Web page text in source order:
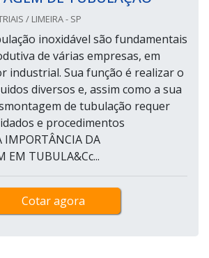
/ LIMEIRA - SP
inoxidável são fundamentais
de várias empresas, em
industrial. Sua função é realizar o
diversos e, assim como a sua
de tubulação requer
e procedimentos
DA
EM TUBULA&Cc...
Cotar agora